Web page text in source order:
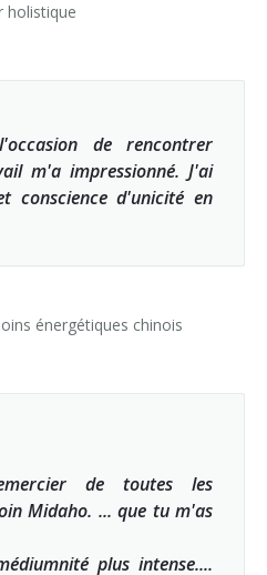
holistique
de rencontrer
m'a impressionné. J'ai
conscience d'unicité en
énergétiques chinois
de toutes les
Midaho. ... que tu m'as
plus intense....